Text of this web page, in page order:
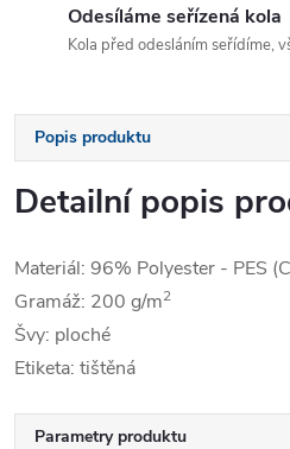
Odesíláme seřízená kola
Kola před odesláním seřídíme,
Popis produktu
Detailní popis
Materiál: 96% Polyester - PES
Gramáž: 200 g/m2
Švy: ploché
Etiketa: tištěná
Parametry produktu